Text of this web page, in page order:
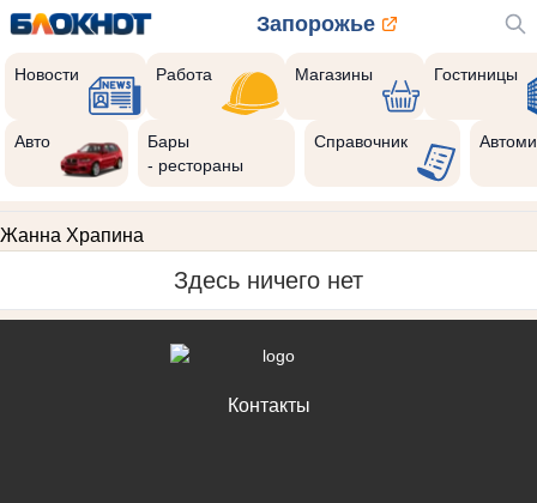
Запорожье
Новости Работа Магазины Гостиницы
Авто
Бары
- рестораны
Справочник
Жанна Храпина
Здесь ничего нет
Контакты